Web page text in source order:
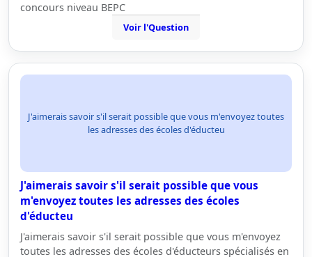
concours niveau BEPC
Voir l'Question
J'aimerais savoir s'il serait possible que vous m'envoyez toutes
les adresses des écoles d'éducteu
J'aimerais savoir s'il serait possible que vous
m'envoyez toutes les adresses des écoles
d'éducteu
J'aimerais savoir s'il serait possible que vous m'envoyez
toutes les adresses des écoles d'éducteurs spécialisés en